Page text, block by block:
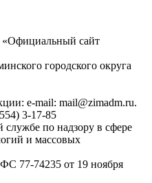
«Официальный сайт
городского округа
e-mail: mail@zimadm.ru.
3-17-85
службе по надзору в сфере
и массовых
77-74235 от 19 ноября